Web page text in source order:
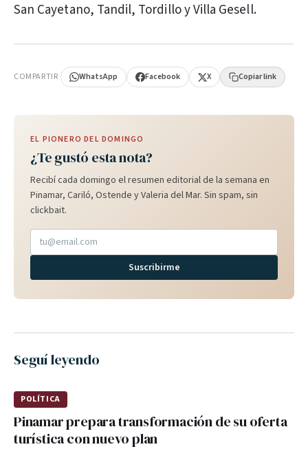
San Cayetano, Tandil, Tordillo y Villa Gesell.
COMPARTIR WhatsApp Facebook X Copiar link
EL PIONERO DEL DOMINGO
¿Te gustó esta nota?
Recibí cada domingo el resumen editorial de la semana en
Pinamar, Cariló, Ostende y Valeria del Mar. Sin spam, sin
clickbait.
Suscribirme
Seguí leyendo
POLÍTICA
Pinamar prepara transformación de su oferta
turística con nuevo plan